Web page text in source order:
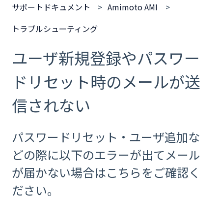
サポートドキュメント
Amimoto AMI
トラブルシューティング
ユーザ新規登録やパスワー
ドリセット時のメールが送
信されない
パスワードリセット・ユーザ追加な
どの際に以下のエラーが出てメール
が届かない場合はこちらをご確認く
ださい。